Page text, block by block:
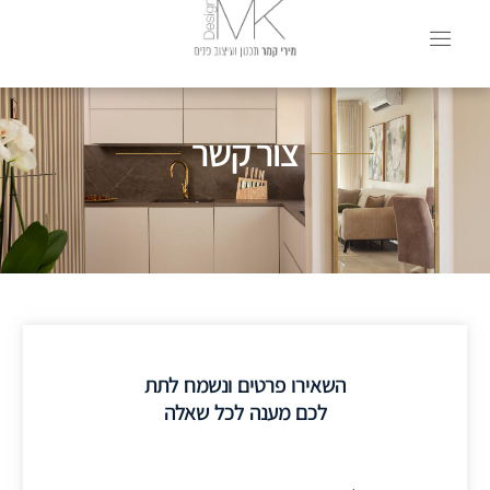
צור קשר
השאירו פרטים ונשמח לתת
לכם מענה לכל שאלה